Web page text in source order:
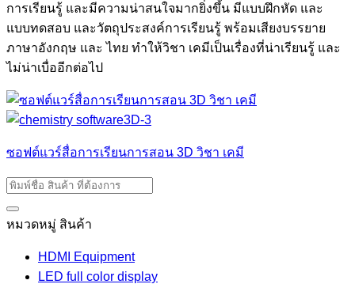
การเรียนรู้ และมีความน่าสนใจมากยิ่งขึ้น มีแบบฝึกหัด และ
แบบทดสอบ และวัตถุประสงค์การเรียนรู้ พร้อมเสียงบรรยาย
ภาษาอังกฤษ และ ไทย ทำให้วิชา เคมีเป็นเรื่องที่น่าเรียนรู้ และ
ไม่น่าเบื่ออีกต่อไป
ซอฟต์แวร์สื่อการเรียนการสอน 3D วิชา เคมี
หมวดหมู่ สินค้า
HDMI Equipment
LED full color display